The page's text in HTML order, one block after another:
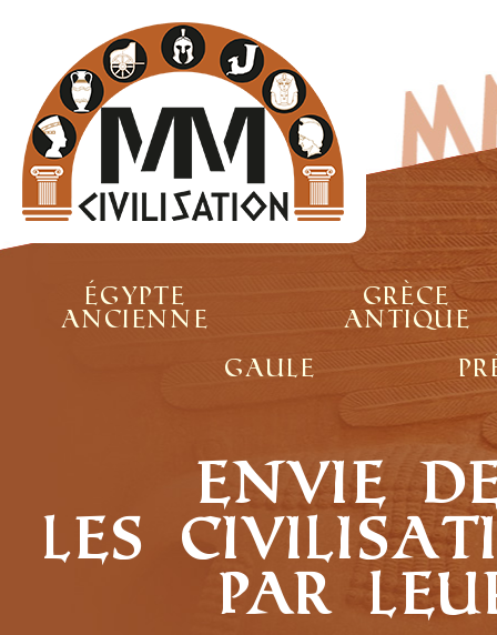
Égypte
ancienne
Grèce
antique
Gaule
Envie
les
par